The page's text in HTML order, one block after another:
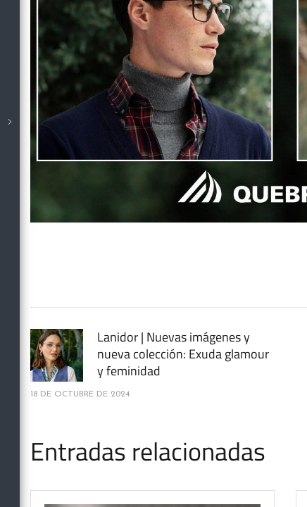
Lanidor | Nuevas imágenes y
nueva colección: Exuda glamour
y feminidad
18 DE OCTUBRE DE 2024
Entradas relacionadas